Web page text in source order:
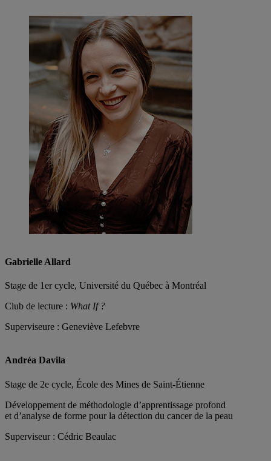
Gabrielle Allard
Stage de 1er cycle, Université du Québec à Montréal
Club de lecture : What If ?
Superviseure : Geneviève Lefebvre
Andréa Davila
Stage de 2e cycle, École des Mines de Saint-Étienne
Développement de méthodologie d’apprentissage profond
et d’analyse de forme pour la détection du cancer de la peau
Superviseur : Cédric Beaulac